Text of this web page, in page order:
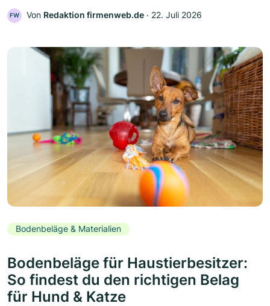
FW Von Redaktion firmenweb.de ‧ 22. Juli 2026
Bodenbeläge & Materialien
Bodenbeläge für Haustierbesitzer:
So findest du den richtigen Belag
für Hund & Katze